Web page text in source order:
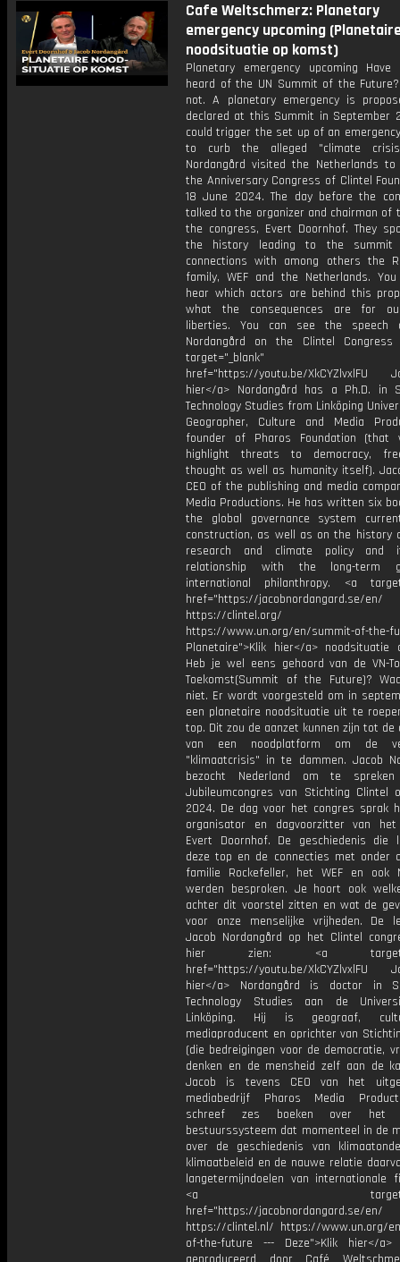
Cafe Weltschmerz: Planetary
emergency upcoming
noodsituatie op komst)
Planetary emergency upcoming
heard of the UN Summit of the
not. A planetary emergency is
declared at this Summit in September
could trigger the set up of an
to curb the alleged "climate
Nordangård visited the Netherlands
the Anniversary Congress of Clintel
18 June 2024. The day before the
talked to the organizer and chairman of
the congress, Evert Doornhof. They
the history leading to the summit
connections with among others the
family, WEF and the Netherlands.
hear which actors are behind this
what the consequences are for
liberties. You can see the speech
Nordangård on the Clintel
target="_blank"
href="https://youtu.be/XkCYZlvxlFU
hier</a> Nordangård has a Ph.D. in
Technology Studies from Linköping
Geographer, Culture and Media
founder of Pharos Foundation (that
highlight threats to democracy,
thought as well as humanity itself).
CEO of the publishing and media
Media Productions. He has written six
the global governance system
construction, as well as on the history
research and climate policy and
relationship with the long-term
international philanthropy. <a
href="https://jacobnordangard.se/en/
https://clintel.org/
https://www.un.org/en/summit-of-the-
Planetaire">Klik hier</a> noodsituatie
Heb je wel eens gehoord van de VN-
Toekomst(Summit of the Future)?
niet. Er wordt voorgesteld om in
een planetaire noodsituatie uit te
top. Dit zou de aanzet kunnen zijn tot de
van een noodplatform om de
"klimaatcrisis" in te dammen. Jacob
bezocht Nederland om te
Jubileumcongres van Stichting Clintel
2024. De dag voor het congres sprak
organisator en dagvoorzitter van het
Evert Doornhof. De geschiedenis die
deze top en de connecties met onder
familie Rockefeller, het WEF en ook
werden besproken. Je hoort ook
achter dit voorstel zitten en wat de
voor onze menselijke vrijheden. De
Jacob Nordangård op het Clintel
hier zien: <a
href="https://youtu.be/XkCYZlvxlFU
hier</a> Nordangård is doctor in
Technology Studies aan de
Linköping. Hij is geograaf,
mediaproducent en oprichter van
(die bedreigingen voor de democratie,
denken en de mensheid zelf aan de
Jacob is tevens CEO van het
mediabedrijf Pharos Media
schreef zes boeken over het
bestuurssysteem dat momenteel in de
over de geschiedenis van
klimaatbeleid en de nauwe relatie
langetermijndoelen van internationale
<a
href="https://jacobnordangard.se/en/
https://clintel.nl/ https://www.un.org/
of-the-future --- Deze">Klik hier</